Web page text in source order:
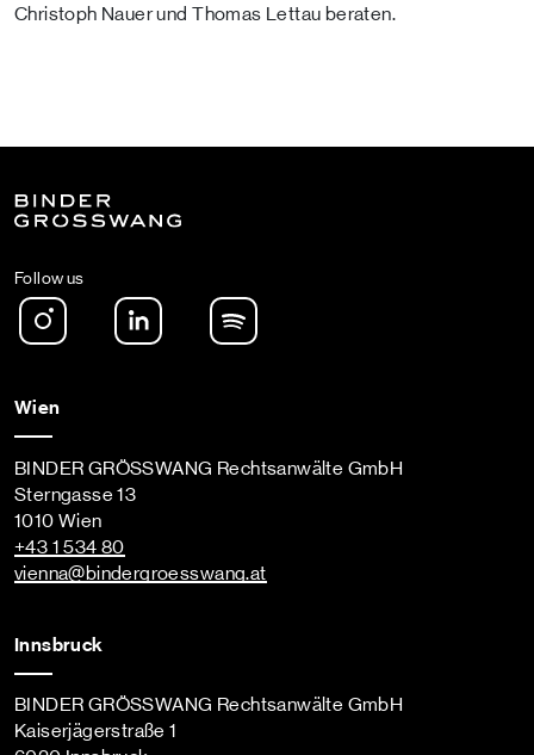
Christoph Nauer und Thomas Lettau beraten.
Follow us
Instagram LinkedIn
Wien
BINDER GRÖSSWANG Rechtsanwälte GmbH
Sterngasse 13
1010 Wien
+43 1 534 80
vienna@bindergroesswang.at
Innsbruck
BINDER GRÖSSWANG Rechtsanwälte GmbH
Kaiserjägerstraße 1